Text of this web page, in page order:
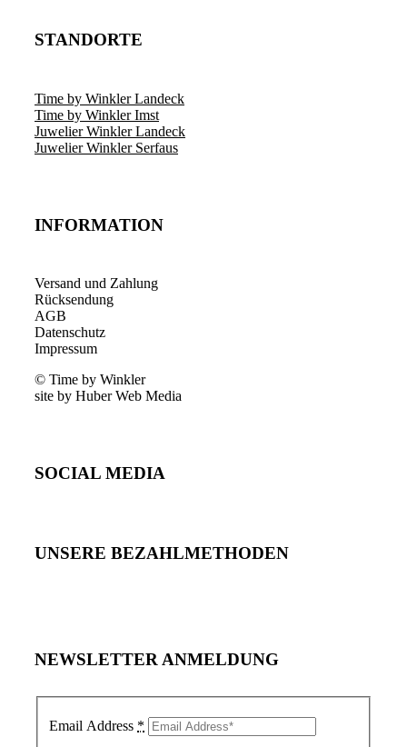
STANDORTE
Time by Winkler Landeck
Time by Winkler Imst
Juwelier Winkler Landeck
Juwelier Winkler Serfaus
INFORMATION
Versand und Zahlung
Rücksendung
AGB
Datenschutz
Impressum
© Time by Winkler
site by Huber Web Media
SOCIAL MEDIA
UNSERE BEZAHLMETHODEN
NEWSLETTER ANMELDUNG
Email Address *